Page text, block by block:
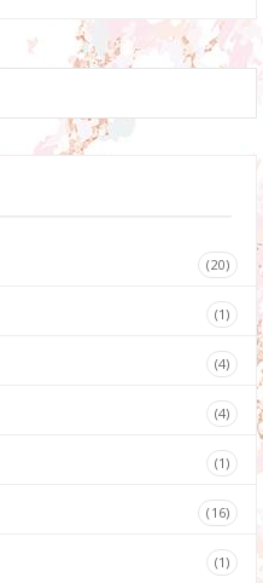
(20)
(1)
(4)
(4)
(1)
(16)
(1)